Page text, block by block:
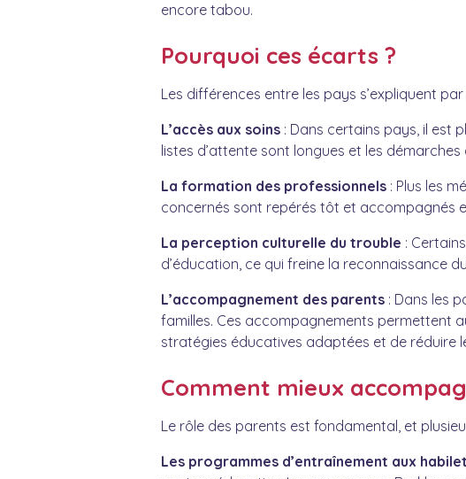
encore tabou.
Pourquoi ces écarts ?
Les différences entre les pays s’expliquent
L’accès aux soins : Dans certains pays, il est
listes d’attente sont longues et les démarches
La formation des professionnels : Plus les
concernés sont repérés tôt et accompagnés
La perception culturelle du trouble :
d’éducation, ce qui freine la reconnaissance
L’accompagnement des parents : Dans les
familles. Ces accompagnements permettent
stratégies éducatives adaptées et de réduire
Comment mieux
Le rôle des parents est fondamental, et
Les programmes d’entraînement aux